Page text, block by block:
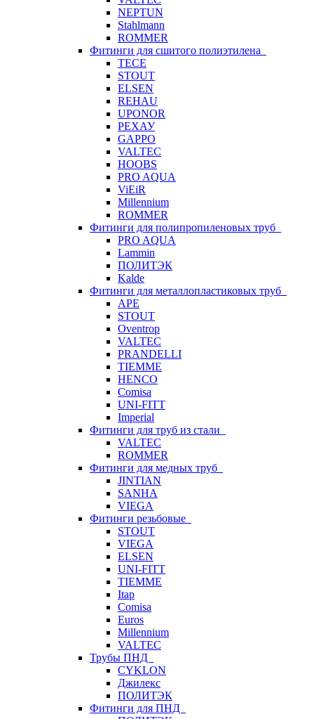
NEPTUN
Stahlmann
ROMMER
Фитинги для сшитого полиэтилена
TECE
STOUT
ELSEN
REHAU
UPONOR
РЕХАУ
GAPPO
VALTEC
HOOBS
PRO AQUA
ViEiR
Millennium
ROMMER
Фитинги для полипропиленовых труб
PRO AQUA
Lammin
ПОЛИТЭК
Kalde
Фитинги для металлопластиковых труб
APE
STOUT
Oventrop
VALTEC
PRANDELLI
TIEMME
HENCO
Comisa
UNI-FITT
Imperial
Фитинги для труб из стали
VALTEC
ROMMER
Фитинги для медных труб
JINTIAN
SANHA
VIEGA
Фитинги резьбовые
STOUT
VIEGA
ELSEN
UNI-FITT
TIEMME
Itap
Comisa
Euros
Millennium
VALTEC
Трубы ПНД
CYKLON
Джилекс
ПОЛИТЭК
Фитинги для ПНД